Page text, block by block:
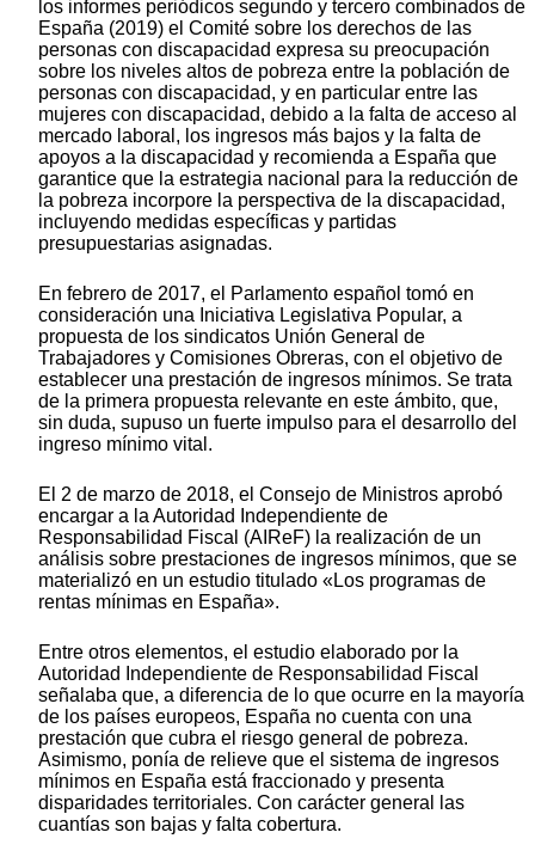
los informes periódicos segundo y tercero combinados de
España (2019) el Comité sobre los derechos de las
personas con discapacidad expresa su preocupación
sobre los niveles altos de pobreza entre la población de
personas con discapacidad, y en particular entre las
mujeres con discapacidad, debido a la falta de acceso al
mercado laboral, los ingresos más bajos y la falta de
apoyos a la discapacidad y recomienda a España que
garantice que la estrategia nacional para la reducción de
la pobreza incorpore la perspectiva de la discapacidad,
incluyendo medidas específicas y partidas
presupuestarias asignadas.
En febrero de 2017, el Parlamento español tomó en
consideración una Iniciativa Legislativa Popular, a
propuesta de los sindicatos Unión General de
Trabajadores y Comisiones Obreras, con el objetivo de
establecer una prestación de ingresos mínimos. Se trata
de la primera propuesta relevante en este ámbito, que,
sin duda, supuso un fuerte impulso para el desarrollo del
ingreso mínimo vital.
El 2 de marzo de 2018, el Consejo de Ministros aprobó
encargar a la Autoridad Independiente de
Responsabilidad Fiscal (AIReF) la realización de un
análisis sobre prestaciones de ingresos mínimos, que se
materializó en un estudio titulado «Los programas de
rentas mínimas en España».
Entre otros elementos, el estudio elaborado por la
Autoridad Independiente de Responsabilidad Fiscal
señalaba que, a diferencia de lo que ocurre en la mayoría
de los países europeos, España no cuenta con una
prestación que cubra el riesgo general de pobreza.
Asimismo, ponía de relieve que el sistema de ingresos
mínimos en España está fraccionado y presenta
disparidades territoriales. Con carácter general las
cuantías son bajas y falta cobertura.